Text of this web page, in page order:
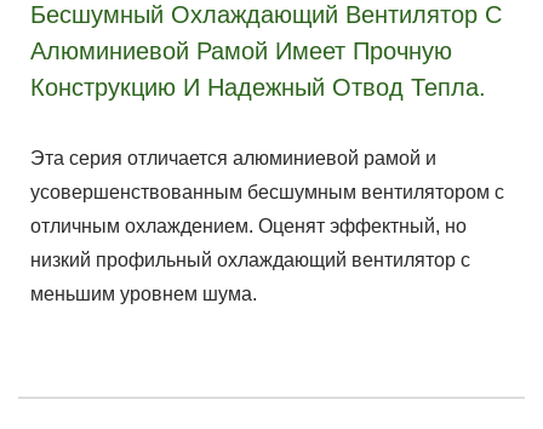
Бесшумный Охлаждающий Вентилятор С
Алюминиевой Рамой Имеет Прочную
Конструкцию И Надежный Отвод Тепла.
Эта серия отличается алюминиевой рамой и
усовершенствованным бесшумным вентилятором с
отличным охлаждением. Оценят эффектный, но
низкий профильный охлаждающий вентилятор с
меньшим уровнем шума.